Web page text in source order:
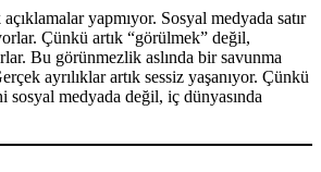
yapmıyor. Sosyal medyada satır
Çünkü artık “görülmek” değil,
Bu görünmezlik aslında bir savunma
ayrılıklar artık sessiz yaşanıyor. Çünkü
sosyal medyada değil, iç dünyasında